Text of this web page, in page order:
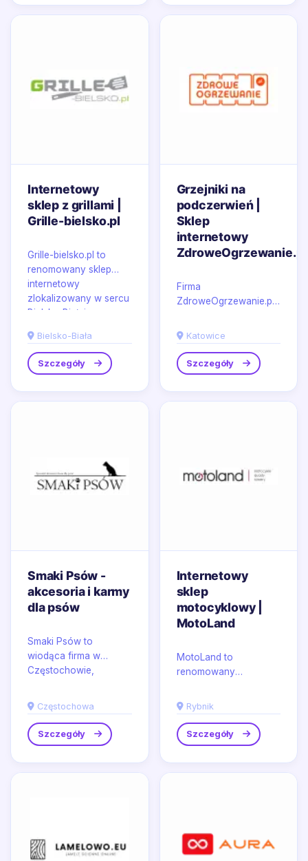
Internetowy
sklep z grillami |
Grille-bielsko.pl
Grille-bielsko.pl to
renomowany sklep
internetowy
zlokalizowany w sercu
Bielska-Białej,
Bielsko-Biała
Szczegóły
Grzejniki na
podczerwień |
Sklep
internetowy
ZdroweOgrzewanie.pl
Firma
ZdroweOgrzewanie.pl,
Katowicach,
specjalizuje się w
dostarczaniu
innowacyjnych
Katowice
Szczegóły
Smaki Psów -
akcesoria i karmy
dla psów
Smaki Psów to
wiodąca firma w
Częstochowie,
dostarczaniu wysokiej
jakości karm dla...
Częstochowa
Szczegóły
Internetowy
sklep
motocyklowy |
MotoLand
MotoLand to
renomowany
motocyklowy, który w
swojej ofercie posiada
szeroki asortyment...
Rybnik
Szczegóły